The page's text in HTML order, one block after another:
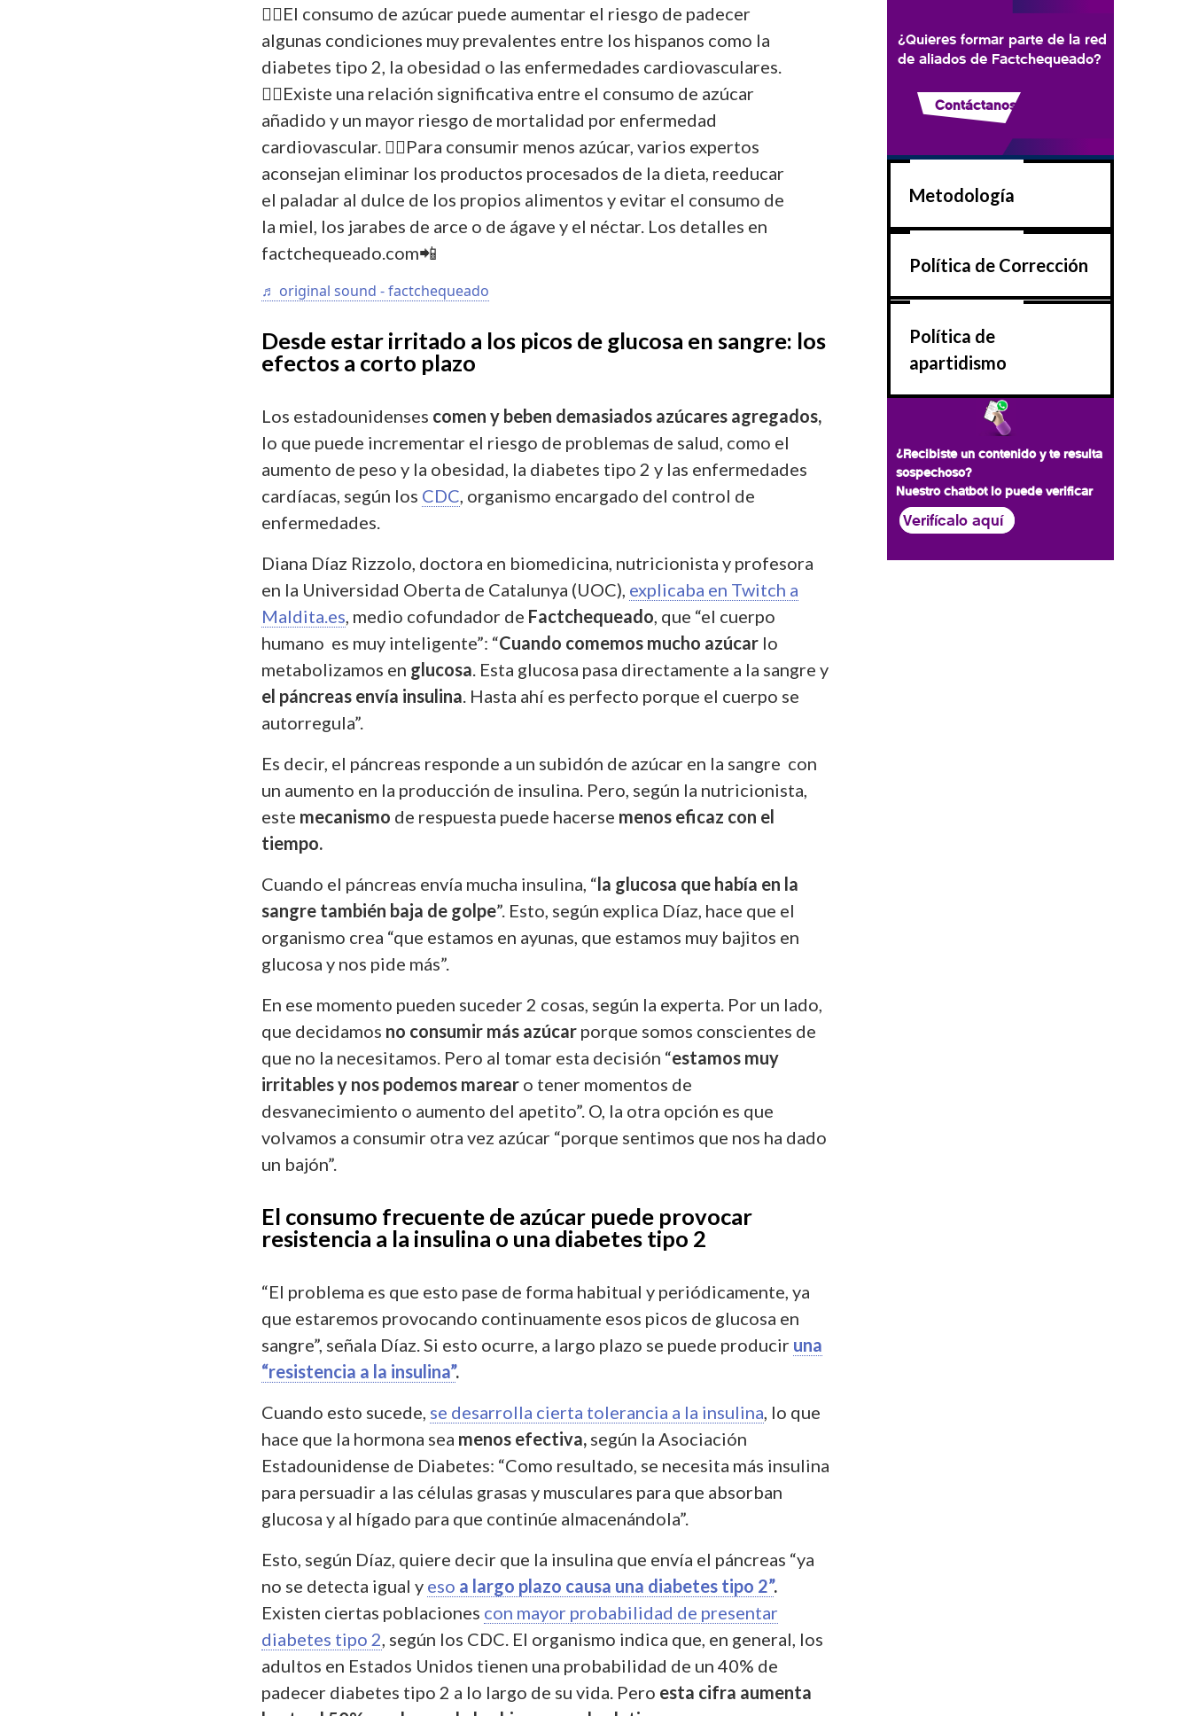
👉🏽El consumo de azúcar puede aumentar el riesgo de padecer
algunas condiciones muy prevalentes entre los hispanos como la
diabetes tipo 2, la obesidad o las enfermedades cardiovasculares.
👉🏽Existe una relación significativa entre el consumo de azúcar
añadido y un mayor riesgo de mortalidad por enfermedad
cardiovascular. 👉🏽Para consumir menos azúcar, varios expertos
aconsejan eliminar los productos procesados de la dieta, reeducar
el paladar al dulce de los propios alimentos y evitar el consumo de
la miel, los jarabes de arce o de ágave y el néctar. Los detalles en
factchequeado.com📲
♬ original sound - factchequeado
Desde estar irritado a los picos de glucosa en sangre: los
efectos a corto plazo
Los estadounidenses comen y beben demasiados azúcares agregados,
lo que puede incrementar el riesgo de problemas de salud, como el
aumento de peso y la obesidad, la diabetes tipo 2 y las enfermedades
cardíacas, según los CDC , organismo encargado del control de
enfermedades.
Diana Díaz Rizzolo, doctora en biomedicina, nutricionista y profesora
en la Universidad Oberta de Catalunya (UOC), explicaba en Twitch a
Maldita.es , medio cofundador de Factchequeado , que “el cuerpo
humano es muy inteligente”: “Cuando comemos mucho azúcar lo
metabolizamos en glucosa . Esta glucosa pasa directamente a la sangre y
el páncreas envía insulina . Hasta ahí es perfecto porque el cuerpo se
autorregula”.
Es decir, el páncreas responde a un subidón de azúcar en la sangre con
un aumento en la producción de insulina. Pero, según la nutricionista,
este mecanismo de respuesta puede hacerse menos eficaz con el
tiempo.
Cuando el páncreas envía mucha insulina, “la glucosa que había en la
sangre también baja de golpe”. Esto, según explica Díaz, hace que el
organismo crea “que estamos en ayunas, que estamos muy bajitos en
glucosa y nos pide más”.
En ese momento pueden suceder 2 cosas, según la experta. Por un lado,
que decidamos no consumir más azúcar porque somos conscientes de
que no la necesitamos. Pero al tomar esta decisión “estamos muy
irritables y nos podemos marear o tener momentos de
desvanecimiento o aumento del apetito”. O, la otra opción es que
volvamos a consumir otra vez azúcar “porque sentimos que nos ha dado
un bajón”.
El consumo frecuente de azúcar puede provocar
resistencia a la insulina o una diabetes tipo 2
“El problema es que esto pase de forma habitual y periódicamente, ya
que estaremos provocando continuamente esos picos de glucosa en
sangre”, señala Díaz. Si esto ocurre, a largo plazo se puede producir una
“resistencia a la insulina”.
Cuando esto sucede, se desarrolla cierta tolerancia a la insulina , lo que
hace que la hormona sea menos efectiva, según la Asociación
Estadounidense de Diabetes: “Como resultado, se necesita más insulina
para persuadir a las células grasas y musculares para que absorban
glucosa y al hígado para que continúe almacenándola”.
Esto, según Díaz, quiere decir que la insulina que envía el páncreas “ya
no se detecta igual y eso a largo plazo causa una diabetes tipo 2”.
Existen ciertas poblaciones con mayor probabilidad de presentar
diabetes tipo 2 , según los CDC. El organismo indica que, en general, los
adultos en Estados Unidos tienen una probabilidad de un 40% de
padecer diabetes tipo 2 a lo largo de su vida. Pero esta cifra aumenta
¿Quieres formar parte de la red
de aliados de Factchequeado?
Contáctanos
Metodología
Política de Corrección
Política de
apartidismo
¿Recibiste un contenido y te resulta
sospechoso?
Nuestro chatbot lo puede verificar
Verifícalo aquí